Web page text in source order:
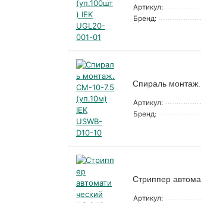
Артикул:
Бренд:
Спираль
Артикул:
Бренд:
Стриппер
Артикул: